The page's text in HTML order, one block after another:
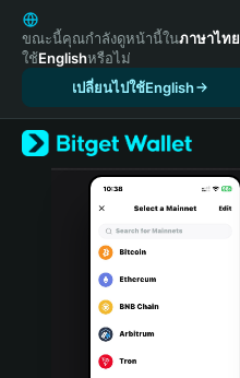
English
日本語
Tiếng Việt
Español (Latinoamérica)
Türkçe
Italiano
Português (Portugal)
Bahasa Indonesia
ขณะนี้คุณกำลังดูหน้านี้ในภาษาไทย
ใช้Englishหรือไม่
เปลี่ยนไปใช้English